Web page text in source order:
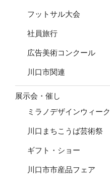
フットサル大会
社員旅行
広告美術コンクール
川口市関連
展示会・催し
ミラノデザインウィーク
川口まちこうば芸術祭
ギフト・ショー
川口市市産品フェア